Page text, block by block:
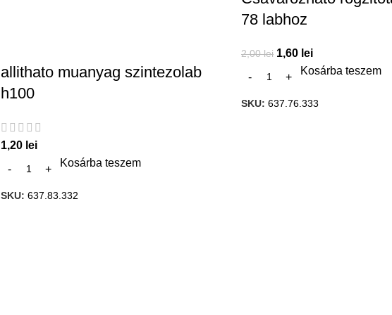
allithato muanyag szintezolab
h100
1,20 lei
Kosárba teszem
SKU: 637.83.332
78 labhoz
2,00lei 1,60 lei
Kosárba teszem
SKU: 637.76.333